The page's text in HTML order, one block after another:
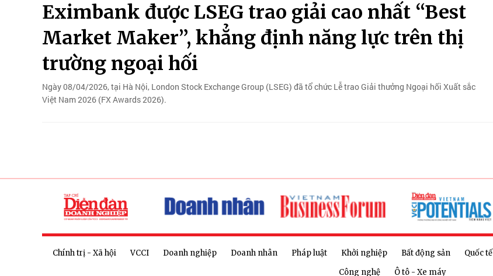
Eximbank được LSEG trao giải cao nhất “Best
Market Maker”, khẳng định năng lực trên thị
trường ngoại hối
Ngày 08/04/2026, tại Hà Nội, London Stock Exchange Group (LSEG) đã tổ chức Lễ trao Giải thưởng Ngoại hối Xuất sắc
Việt Nam 2026 (FX Awards 2026).
Chính trị - Xã hội VCCI Doanh nghiệp Doanh nhân Pháp luật Khởi nghiệp Bất động sản Quốc tế
Công nghệ
Ô tô - Xe máy